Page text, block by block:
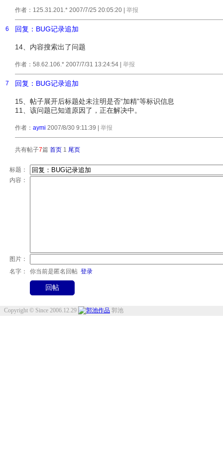
作者：125.31.201.* 2007/7/25 20:05:20 举报
6 回复：BUG记录追加
14、内容搜索出了问题
作者：58.62.106.* 2007/7/31 13:24:54 举报
7 回复：BUG记录追加
15、帖子展开后标题处未注明是否“加精”等标识信息
11、该问题已知道原因了，正在解决中。
作者： aymi 2007/8/30 9:11:39 举报
共有帖子7篇 首页 1 尾页
标题：
内容：
图片：
名字：
你当前是匿名回帖 登录
Copyright © Since 2006.12.29 郭池